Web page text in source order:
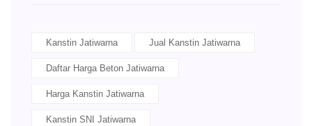
Kanstin Jatiwarna Jual Kanstin Jatiwarna
Daftar Harga Beton Jatiwarna
Harga Kanstin Jatiwarna
Kanstin SNI Jatiwarna